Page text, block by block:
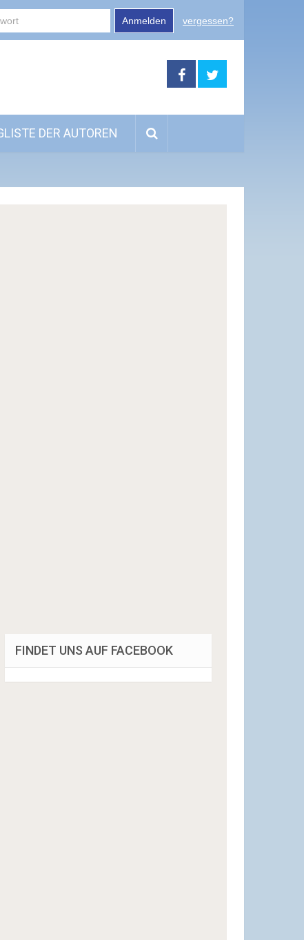
Anmelden vergessen?
DER AUTOREN
FINDET UNS AUF FACEBOOK